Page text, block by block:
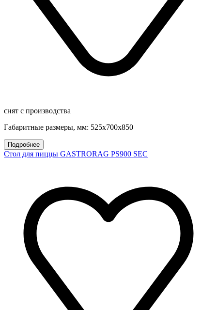
снят с производства
Габаритные размеры, мм: 525х700х850
Подробнее
Стол для пиццы GASTRORAG PS900 SEC